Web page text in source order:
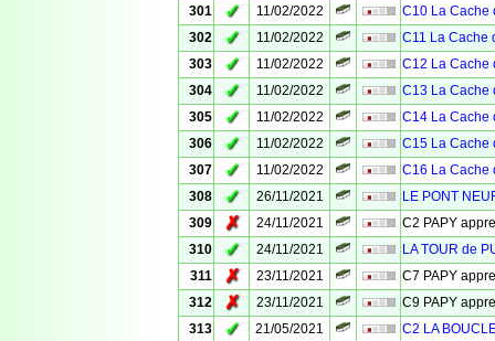
301
✓ 11/02/2022
C10 La Cache
302
✓ 11/02/2022
C11 La Cache
303
✓ 11/02/2022
C12 La Cache
304
✓ 11/02/2022
C13 La Cache
305
✓ 11/02/2022
C14 La Cache
306
✓ 11/02/2022
C15 La Cache
307
✓ 11/02/2022
C16 La Cache
308
✓ 26/11/2021
LE PONT
309
✗ 24/11/2021
C2 PAPY
310
✓ 24/11/2021
LA TOUR de
311
✗ 23/11/2021
C7 PAPY
312
✗ 23/11/2021
C9 PAPY
313
✓ 21/05/2021
C2 LA